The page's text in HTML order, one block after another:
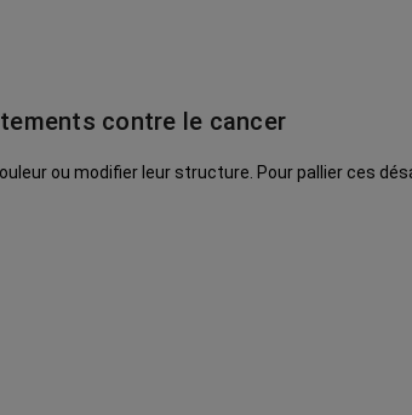
contre le cancer
ou modifier leur structure. Pour pallier ces